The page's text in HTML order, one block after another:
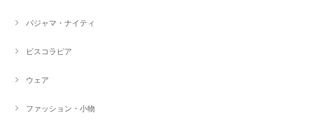
パジャマ・ナイティ
ビスコラピア
ウェア
ファッション・小物